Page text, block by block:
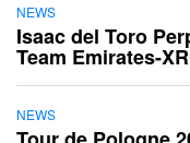
NEWS
Isaac del Toro
Team Emirates-
NEWS